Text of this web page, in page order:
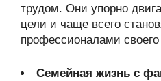
трудом. Они упорно
цели и чаще всего
профессионалами
Семейная жизнь с